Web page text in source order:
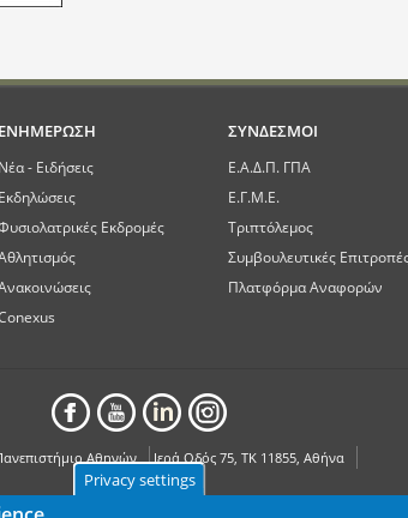
ΕΝΗΜΕΡΩΣΗ
Νέα - Ειδήσεις
Εκδηλώσεις
Εκδρομές
ΣΥΝΔΕΣΜΟΙ
Ε.Α.Δ.Π. ΓΠΑ
Ε.Γ.Μ.Ε.
Τριπτόλεμος
Συμβουλευτικές
Πλατφόρμα Αναφορών
Αθηνών Ιερά Οδός 75, ΤΚ 11855, Αθήνα
Privacy settings